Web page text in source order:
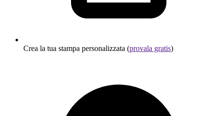
Crea la tua stampa personalizzata (provala gratis)